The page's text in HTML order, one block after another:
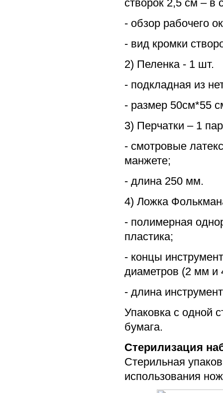
створок 2,5 см – в
- обзор рабочего
- вид кромки
2) Пеленка - 1 шт.
- подкладная из
- размер 50см*55
3) Перчатки – 1
- смотровые
манжете;
- длина 250 мм.
4) Ложка
- полимерная
пластика;
- концы
диаметров (2 мм и
- длина
Упаковка с одной
бумага.
Стерилизация
Стерильная
использования